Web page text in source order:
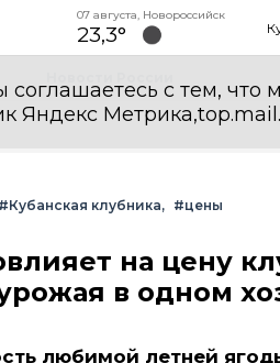
07 августа, Новороссийск
23,3°
соглашаетесь с тем,
Яндекс
#Кубанская клубника #цены
на цену
в одном
любимой летней